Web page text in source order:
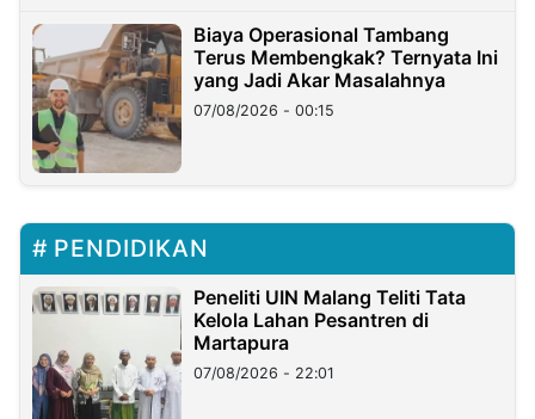
Biaya Operasional Tambang
Terus Membengkak? Ternyata Ini
yang Jadi Akar Masalahnya
07/08/2026 - 00:15
PENDIDIKAN
Peneliti UIN Malang Teliti Tata
Kelola Lahan Pesantren di
Martapura
07/08/2026 - 22:01